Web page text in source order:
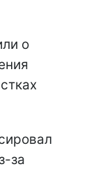
о
за